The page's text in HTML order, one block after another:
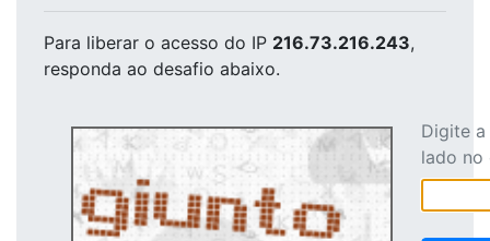
Para liberar o acesso do IP 216.73.216.243,
responda ao desafio abaixo.
Digite
lado no